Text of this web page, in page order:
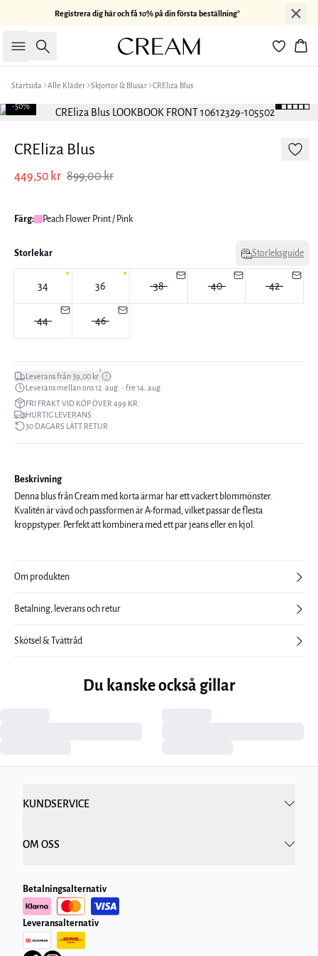
Registrera dig här och få 10% på din första beställning*
Sök
Startsida Alle Kläder Skjortor & Blusar CREliza Blus
-50%
CREliza Blus
449,50 kr 899,00 kr
Färg: Peach Flower Print / Pink
Storlekar Storleksguide
34 36 38 40 42
44 46
Leverans från 39,00 kr*
Leverans mellan ons 12. aug. - fre 14. aug.
FRI FRAKT VID KÖP ÖVER 499 KR.
HURTIG LEVERANS
30 DAGARS LÄTT RETUR
Beskrivning
Denna blus från Cream med korta ärmar har ett vackert blommönster.
Kvalitén är vävd och passformen är A-formad, vilket passar de flesta
kroppstyper. Perfekt att kombinera med ett par jeans eller en kjol.
Om produkten
Betalning, leverans och retur
Skötsel & Tvättråd
Du kanske också gillar
KUNDSERVICE
OM OSS
Betalningsalternativ
Leveransalternativ